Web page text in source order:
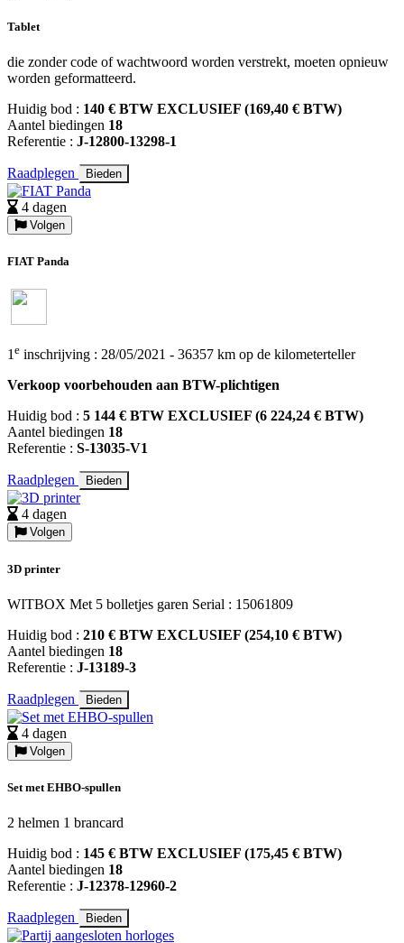
Tablet
die zonder code of wachtwoord worden verstrekt, moeten opnieuw
worden geformatteerd.
Huidig bod : 140 € BTW EXCLUSIEF (169,40 € BTW)
Aantel biedingen 18
Referentie : J-12800-13298-1
Raadplegen Bieden
4 dagen
Volgen
FIAT Panda
1 e inschrijving : 28/05/2021 - 36357 km op de kilometerteller
Verkoop voorbehouden aan BTW-plichtigen
Huidig bod : 5 144 € BTW EXCLUSIEF (6 224,24 € BTW)
Aantel biedingen 18
Referentie : S-13035-V1
Raadplegen Bieden
4 dagen
Volgen
3D printer
WITBOX Met 5 bolletjes garen Serial : 15061809
Huidig bod : 210 € BTW EXCLUSIEF (254,10 € BTW)
Aantel biedingen 18
Referentie : J-13189-3
Raadplegen Bieden
4 dagen
Volgen
Set met EHBO-spullen
2 helmen 1 brancard
Huidig bod : 145 € BTW EXCLUSIEF (175,45 € BTW)
Aantel biedingen 18
Referentie : J-12378-12960-2
Raadplegen Bieden